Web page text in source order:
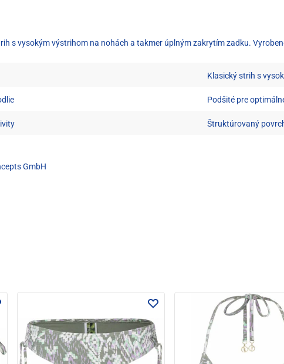
s vysokým výstrihom na nohách a takmer úplným zakrytím zadku.
Klasický strih s
Podšité pre
Štruktúrovaný
GmbH